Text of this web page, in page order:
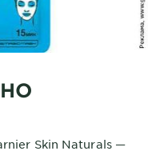
Skin Naturals —